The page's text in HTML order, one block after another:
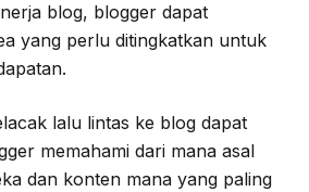
blog, blogger dapat
yang perlu ditingkatkan untuk
lalu lintas ke blog dapat
memahami dari mana asal
dan konten mana yang paling